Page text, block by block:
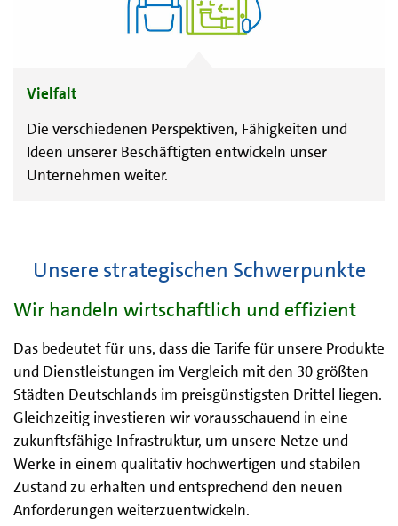
Vielfalt
Die verschiedenen Perspektiven, Fähigkeiten und
Ideen unserer Beschäftigten entwickeln unser
Unternehmen weiter.
Unsere strategischen Schwerpunkte
Wir handeln wirtschaftlich und effizient
Das bedeutet für uns, dass die Tarife für unsere Produkte
und Dienstleistungen im Vergleich mit den 30 größten
Städten Deutschlands im preisgünstigsten Drittel liegen.
Gleichzeitig investieren wir vorausschauend in eine
zukunftsfähige Infrastruktur, um unsere Netze und
Werke in einem qualitativ hochwertigen und stabilen
Zustand zu erhalten und entsprechend den neuen
Anforderungen weiterzuentwickeln.